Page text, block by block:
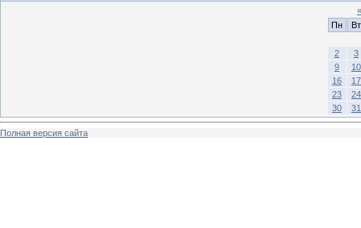
«
Пн
Вт
2
3
9
10
16
17
23
24
30
31
Полная версия сайта